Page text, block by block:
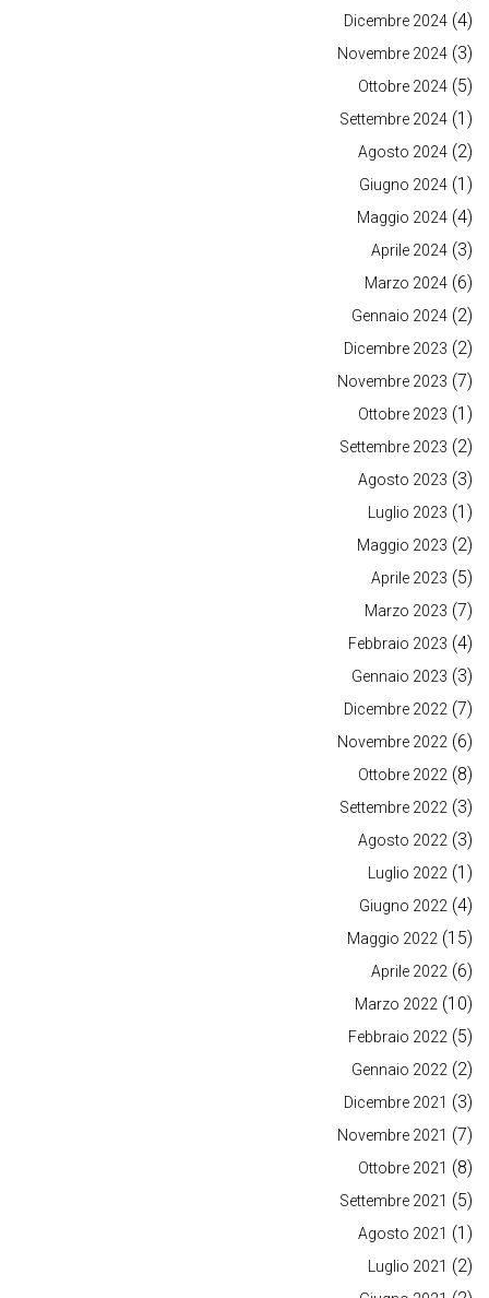
Dicembre 2024 (4)
Novembre 2024 (3)
Ottobre 2024 (5)
Settembre 2024 (1)
Agosto 2024 (2)
Giugno 2024 (1)
Maggio 2024 (4)
Aprile 2024 (3)
Marzo 2024 (6)
Gennaio 2024 (2)
Dicembre 2023 (2)
Novembre 2023 (7)
Ottobre 2023 (1)
Settembre 2023 (2)
Agosto 2023 (3)
Luglio 2023 (1)
Maggio 2023 (2)
Aprile 2023 (5)
Marzo 2023 (7)
Febbraio 2023 (4)
Gennaio 2023 (3)
Dicembre 2022 (7)
Novembre 2022 (6)
Ottobre 2022 (8)
Settembre 2022 (3)
Agosto 2022 (3)
Luglio 2022 (1)
Giugno 2022 (4)
Maggio 2022 (15)
Aprile 2022 (6)
Marzo 2022 (10)
Febbraio 2022 (5)
Gennaio 2022 (2)
Dicembre 2021 (3)
Novembre 2021 (7)
Ottobre 2021 (8)
Settembre 2021 (5)
Agosto 2021 (1)
Luglio 2021 (2)